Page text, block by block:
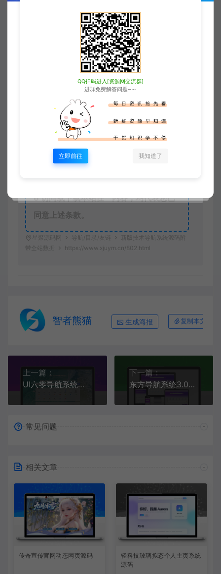
本站非盈利性网站，所有付费功能，均
为用户为本站捐赠打赏，本站不贩卖任何
本站一切内容不代表本站立场，并不代
表本站赞同其观点和对其真实性负责。
本站一律禁止以任何方式发布或转载任
何违法的相关信息，访客发现请向站长举
本站资源大多存储在云盘，如发现链接
8访问或下载本站任一内容，均代表您已
同意上述条款。
星聚源码网 导航/目录/友链
新版技术导航系统源码附
带全站数据
https://www.xjuym.cn/802.html
智者熊猫 生成海报 复制本文链接
上一篇：
UI六零导航系统源码 | 多模版全开源
下一篇：
东方导航系统3.0：UI焕新与功能扩容的全面升级
常见问题
相关文章
传奇宣传官网动态网页源码
轻科技玻璃拟态个人主页系统
源码
QQ扫码进入[资源网交流群]
进群免费解答问题~～
立即前往 我知道了